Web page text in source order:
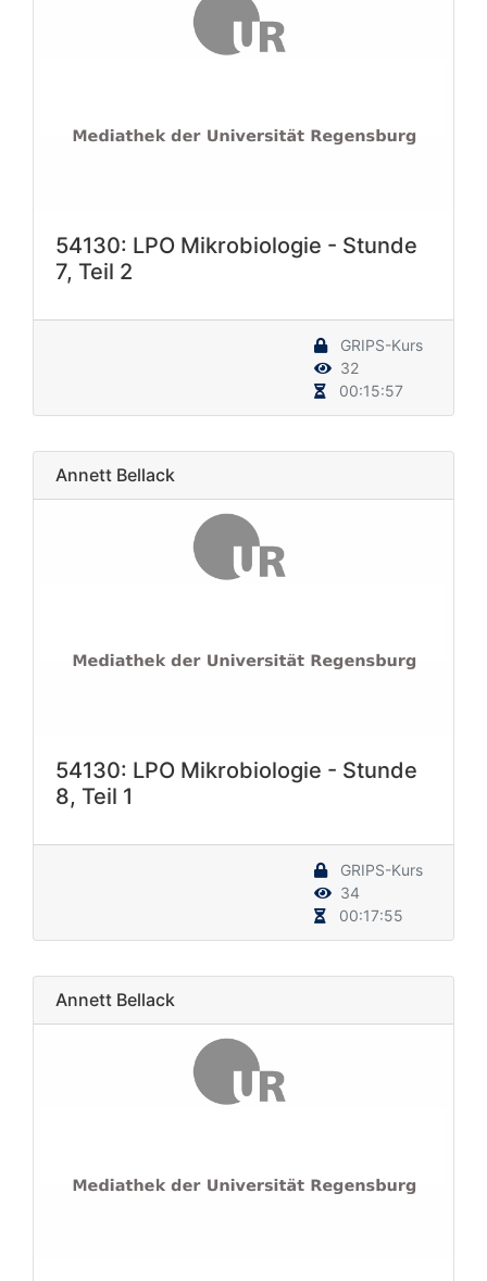
54130: LPO Mikrobiologie - Stunde
7, Teil 2
GRIPS-Kurs
32
00:15:57
Annett Bellack
54130: LPO Mikrobiologie - Stunde
8, Teil 1
GRIPS-Kurs
34
00:17:55
Annett Bellack